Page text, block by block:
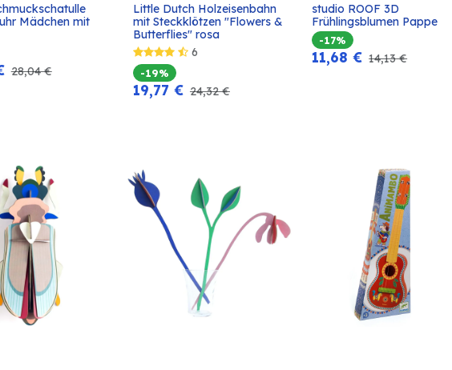
In den
Mädchen mit
28,04€
In den
Warenkorb
Little Dutch Holzeisenbahn
mit Steckklötzen "Flowers &
Butterflies" rosa
6
-19%
19,77€ 24,32€
In den
Warenkorb
studio ROOF 3D
Frühlingsblumen Pappe
-17%
11,68 € 14,13€